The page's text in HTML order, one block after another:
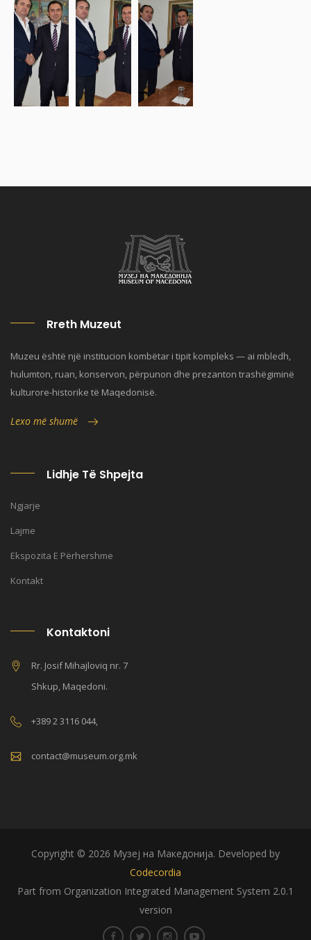
Rreth Muzeut
Muzeu është një institucion kombëtar i tipit kompleks — ai mbledh,
hulumton, ruan, konservon, përpunon dhe prezanton trashëgiminë
kulturore-historike të Maqedonisë.
Lexo më shumë
Lidhje Të Shpejta
Ngjarje
Lajme
Ekspozita E Përhershme
Kontakt
Kontaktoni
Rr. Josif Mihajloviq nr. 7
Shkup, Maqedoni.
+389 2 3116 044,
contact@museum.org.mk
Copyright © 2026 Музеј на Македонија. Developed by
Codecordia
Part from Organization Integrated Management System 2.0.1
version